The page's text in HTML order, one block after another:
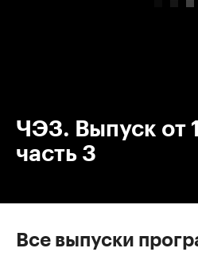
ЧЭЗ. Выпуск от
часть 3
Все выпуски